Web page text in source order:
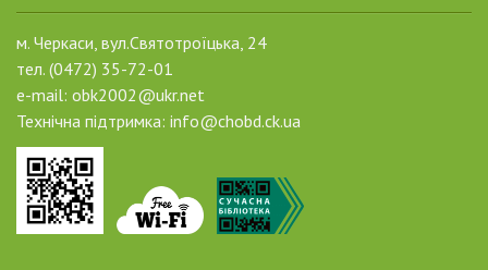
м. Черкаси, вул.Святотроїцька, 24
тел. (0472) 35-72-01
e-mail: obk2002@ukr.net
Технічна підтримка: info@chobd.ck.ua